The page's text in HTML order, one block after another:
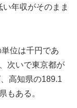
年収がそのまま
位は千円であ
次いで東京都が
高知県の189.1
もある。